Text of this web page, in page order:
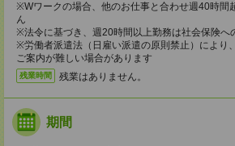
※Wワークの場合、他のお仕事と合わせ週40時間
ん
※法令に基づき、週20時間以上勤務は社会保険へ
※労働者派遣法（日雇い派遣の原則禁止）により
ご案内が難しい場合があります
残業時間 残業はありません。
期間